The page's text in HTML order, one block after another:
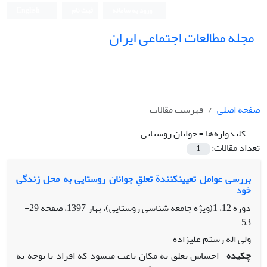
مجله مطالعات اجتماعی ایران
صفحه اصلی
فهرست مقالات
کلیدواژه‌ها =جوانان روستایی
تعداد مقالات:
1
بررسی عوامل تعیینکنندة تعلقِ جوانان روستایی به محل زندگی
خود
دوره 12، 1(ویژه جامعه شناسی روستایی)، بهار 1397، صفحه
29-
53
ولی اله رستم علیزاده
چکیده احساس تعلق به مکان باعث میشود که افراد با توجه به